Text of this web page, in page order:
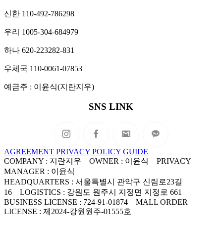
신한 110-492-786298
우리 1005-304-684979
하나 620-223282-831
우체국 110-0061-07853
예금주 : 이윤식(지란지우)
SNS LINK
AGREEMENT PRIVACY POLICY GUIDE
COMPANY : 지란지우 OWNER : 이윤식 PRIVACY
MANAGER : 이윤식
HEADQUARTERS : 서울특별시 관악구 신림로23길
16 LOGISTICS : 강원도 원주시 지정면 지정로 661
BUSINESS LICENSE : 724-91-01874 MALL ORDER
LICENSE : 제2024-강원원주-01555호